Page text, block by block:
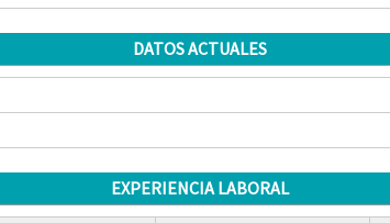
DATOS ACTUALES
EXPERIENCIA LABORAL